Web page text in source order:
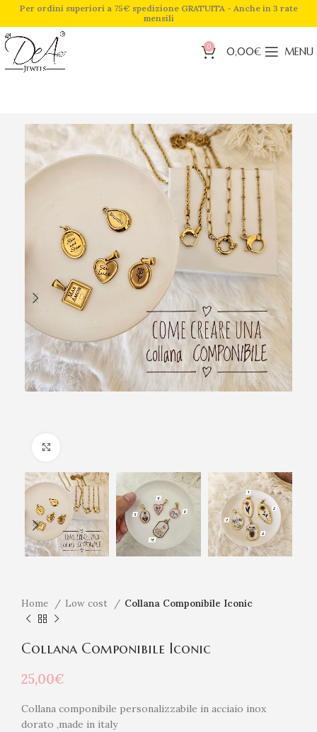
Per ordini superiori a 75€ spedizione GRATUITA - Anche in 3 rate
mensili
0 0,00€ MENU
Home Low cost Collana Componibile Iconic
Collana Componibile Iconic
25,00€
Collana componibile personalizzabile in acciaio inox
dorato ,made in italy